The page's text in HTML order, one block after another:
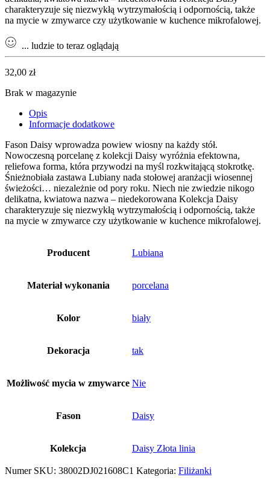
charakteryzuje się niezwykłą wytrzymałością i odpornością, także
na mycie w zmywarce czy użytkowanie w kuchence mikrofalowej.
... ludzie to teraz oglądają
32,00 zł
Brak w magazynie
Opis
Informacje dodatkowe
Fason Daisy wprowadza powiew wiosny na każdy stół.
Nowoczesną porcelanę z kolekcji Daisy wyróżnia efektowna,
reliefowa forma, która przywodzi na myśl rozkwitającą stokrotkę.
Śnieżnobiała zastawa Lubiany nada stołowej aranżacji wiosennej
świeżości… niezależnie od pory roku. Niech nie zwiedzie nikogo
delikatna, kwiatowa nazwa – niedekorowana Kolekcja Daisy
charakteryzuje się niezwykłą wytrzymałością i odpornością, także
na mycie w zmywarce czy użytkowanie w kuchence mikrofalowej.
Producent Lubiana
Materiał wykonania porcelana
Kolor biały
Dekoracja tak
Możliwość mycia w zmywarce Nie
Fason Daisy
Kolekcja Daisy Złota linia
Numer SKU: 38002DJ021608C1 Kategoria: Filiżanki